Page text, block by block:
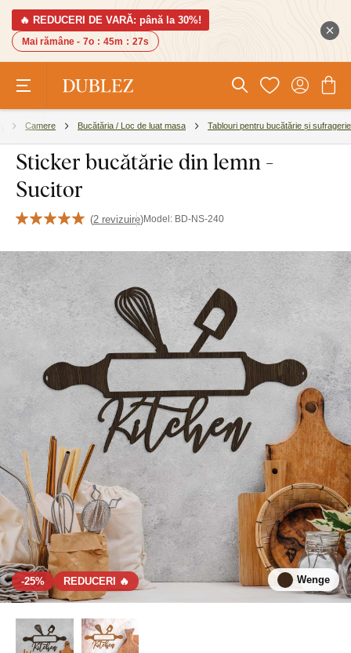
🔥 REDUCERI DE VARĂ: până la 30%!
Mai rămâne - 7o : 45m : 26s
Camere Bucătăria / Loc de luat masa Tablouri pentru bucătărie și sufragerie
Sticker bucătărie din lemn -
Sucitor
(2 revizuire)Model: BD-NS-240
-25% REDUCERI 🔥 Wenge